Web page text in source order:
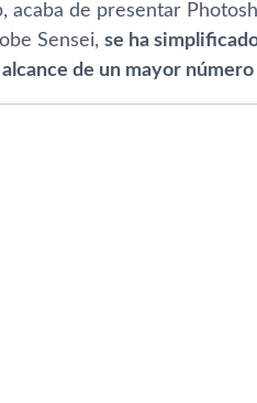
acaba de presentar
Sensei, se ha
de un mayor número